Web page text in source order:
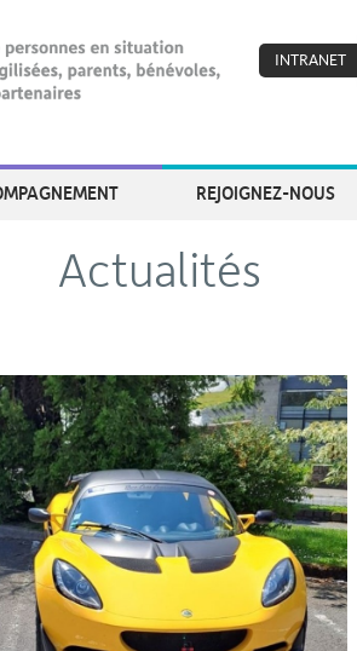
INTRANET
REJOIGNEZ-NOUS
Actualités